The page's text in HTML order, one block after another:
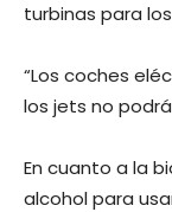
turbinas para
“Los coches
los jets no
En cuanto a la
alcohol para